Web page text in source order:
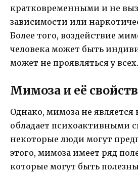
кратковременными и не
зависимости или
Более того, воздействие
человека может быть
может не проявляться у всех.
Мимоза и её
Однако, мимоза не
обладает психоактивными
некоторые люди могут
этого, мимоза имеет ряд
которые могут быть